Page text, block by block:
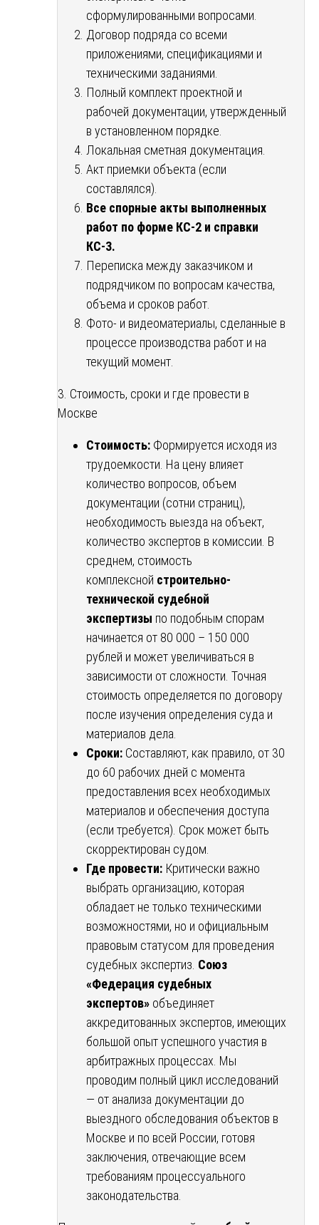
сформулированными вопросами.
Договор подряда со всеми
приложениями, спецификациями и
техническими заданиями.
Полный комплект проектной и
рабочей документации, утвержденный
в установленном порядке.
Локальная сметная документация.
Акт приемки объекта (если
составлялся).
Все спорные акты выполненных
работ по форме КС-2 и справки
КС-3.
Переписка между заказчиком и
подрядчиком по вопросам качества,
объема и сроков работ.
Фото- и видеоматериалы, сделанные в
процессе производства работ и на
текущий момент.
3. Стоимость, сроки и где провести в
Москве
Стоимость: Формируется исходя из
трудоемкости. На цену влияет
количество вопросов, объем
документации (сотни страниц),
необходимость выезда на объект,
количество экспертов в комиссии. В
среднем, стоимость
комплексной строительно-
технической судебной
экспертизы по подобным спорам
начинается от 80 000 – 150 000
рублей и может увеличиваться в
зависимости от сложности. Точная
стоимость определяется по договору
после изучения определения суда и
материалов дела.
Сроки: Составляют, как правило, от 30
до 60 рабочих дней с момента
предоставления всех необходимых
материалов и обеспечения доступа
(если требуется). Срок может быть
скорректирован судом.
Где провести: Критически важно
выбрать организацию, которая
обладает не только техническими
возможностями, но и официальным
правовым статусом для проведения
судебных экспертиз. Союз
«Федерация судебных
экспертов» объединяет
аккредитованных экспертов, имеющих
большой опыт успешного участия в
арбитражных процессах. Мы
проводим полный цикл исследований
— от анализа документации до
выездного обследования объектов в
Москве и по всей России, готовя
заключения, отвечающие всем
требованиям процессуального
законодательства.